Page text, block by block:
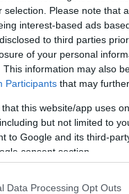
selection. Please note that
interest-based ads
to third parties
of your personal
This information may also
Participants that may
that this website/app uses
but not limited to
to Google and its third-
consent section.
Data Processing Opt Outs
Négy pályázó -
beszélgetésre
ahol
szûrõkön már
megmérettetés.